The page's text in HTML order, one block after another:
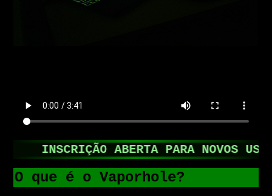
INSCRIÇÃO ABERTA PARA NOVOS
O que é o Vaporhole?